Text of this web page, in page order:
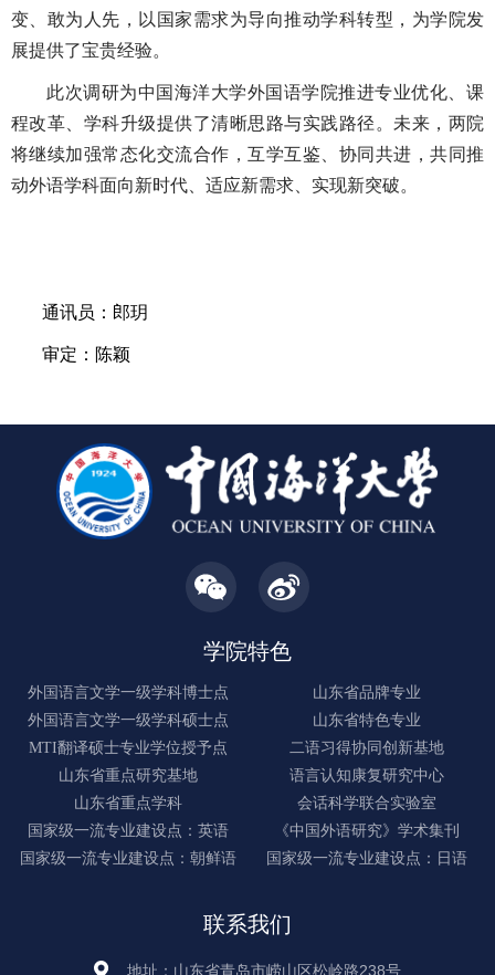
变、敢为人先，以国家需求为导向推动学科转型，为学院发
展提供了宝贵经验。
此次调研为中国海洋大学外国语学院推进专业优化、课
程改革、学科升级提供了清晰思路与实践路径。未来，两院
将继续加强常态化交流合作，互学互鉴、协同共进，共同推
动外语学科面向新时代、适应新需求、实现新突破。
通讯员：郎玥
审定：陈颖
学院特色
外国语言文学一级学科博士点
山东省品牌专业
外国语言文学一级学科硕士点
山东省特色专业
MTI翻译硕士专业学位授予点
二语习得协同创新基地
山东省重点研究基地
语言认知康复研究中心
山东省重点学科
会话科学联合实验室
国家级一流专业建设点：英语
《中国外语研究》学术集刊
国家级一流专业建设点：朝鲜语
国家级一流专业建设点：日语
联系我们
地址：山东省青岛市崂山区松岭路238号